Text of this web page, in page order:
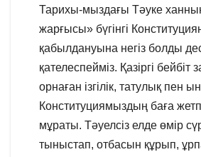
Тарихы-мыздағы Тәуке
жарғысы» бүгінгі
қабылдануына негіз болды
қателеспейміз. Қазіргі бейбіт
орнаған ізгілік, татулық пен
Конституциямыздың баға
мұраты. Тәуелсіз елде өмір
тыныстап, отбасын құрып,